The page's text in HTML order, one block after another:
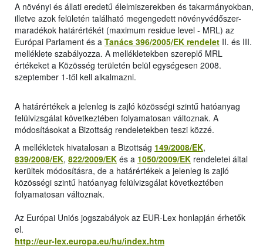
A növényi és állati eredetű élelmiszerekben és takarmányokban,
illetve azok felületén található megengedett növényvédőszer-
maradékok határértékét (maximum residue level - MRL) az
Európai Parlament és a Tanács 396/2005/EK rendelet II. és III.
melléklete szabályozza. A mellékletekben szereplő MRL
értékeket a Közösség területén belül egységesen 2008.
szeptember 1-től kell alkalmazni.
A határértékek a jelenleg is zajló közösségi szintű hatóanyag
felülvizsgálat következtében folyamatosan változnak. A
módosításokat a Bizottság rendeletekben teszi közzé.
A mellékletek hivatalosan a Bizottság 149/2008/EK,
839/2008/EK, 822/2009/EK és a 1050/2009/EK rendeletei által
kerültek módosításra, de a határértékek a jelenleg is zajló
közösségi szintű hatóanyag felülvizsgálat következtében
folyamatosan változnak.
Az Európai Uniós jogszabályok az EUR-Lex honlapján érhetők
el.
http://eur-lex.europa.eu/hu/index.htm